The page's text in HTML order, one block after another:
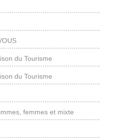
du Tourisme
du Tourisme
femmes et mixte